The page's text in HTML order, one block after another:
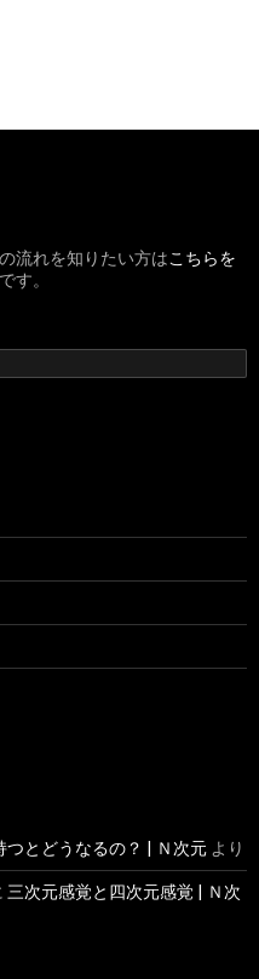
流れを知りたい方はこちらを
す。
つとどうなるの？ | Ｎ次元 より
三次元感覚と四次元感覚 | Ｎ次